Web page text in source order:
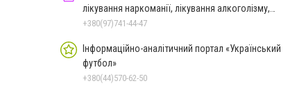
лікування наркоманії, лікування алкоголізму,
зняття ломки
+380(97)741-44-47
Інформаційно-аналітичний портал «Український
футбол»
+380(44)570-62-50